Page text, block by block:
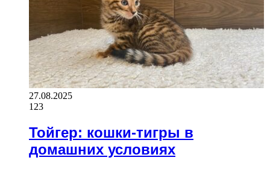
27.08.2025
123
Тойгер: кошки-тигры в
домашних условиях